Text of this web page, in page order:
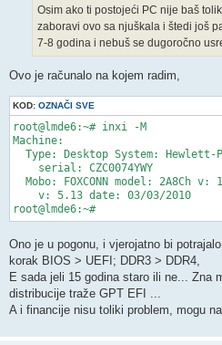
Osim ako ti postojeći PC nije baš
zaboravi ovo sa njuškala i štedi još
7-8 godina i nebuš se dugoročno
Ovo je računalo na kojem radim,
KOD: OZNAČI SVE
root@lmde6:~# inxi -M
Machine:
Type: Desktop System:
    serial: CZC0074YWY
Mobo: FOXCONN model: 2A8Ch v:
    v: 5.13 date: 03/03/2010
Ono je u pogonu, i vjerojatno bi
korak BIOS > UEFI; DDR3 > DDR4,
E sada jeli 15 godina staro ili ne... Zna
distribucije traže GPT EFI ...
A i financije nisu toliki problem, mogu